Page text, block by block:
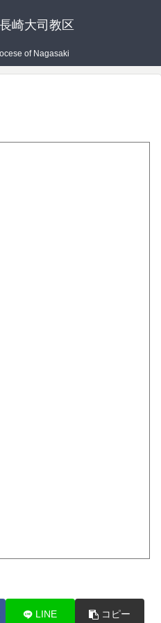
崎大司教区
of Nagasaki
LINE コピー